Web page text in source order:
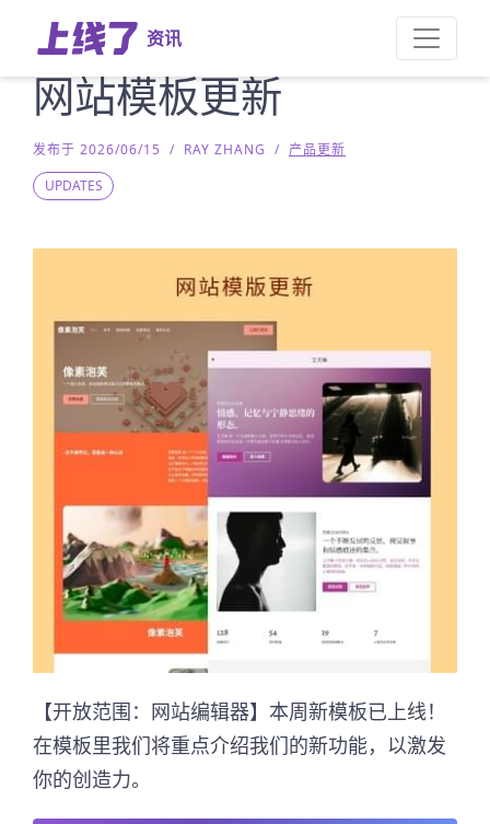
资讯
网站模板更新
发布于 2026/06/15 / RAY ZHANG / 产品更新
UPDATES
【开放范围：网站编辑器】本周新模板已上线！
在模板里我们将重点介绍我们的新功能，以激发
你的创造力。